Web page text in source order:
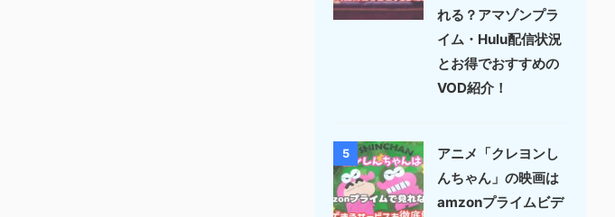
れる？アマゾンプラ
イム・Hulu配信状況
とお得でおすすめの
VOD紹介！
5
アニメ「クレヨンし
んちゃん」の映画は
amzonプライムビデ